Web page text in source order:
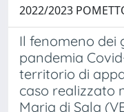
2022/2023
Il fenomeno dei
pandemia
territorio di
caso realizzato
Maria di Sala